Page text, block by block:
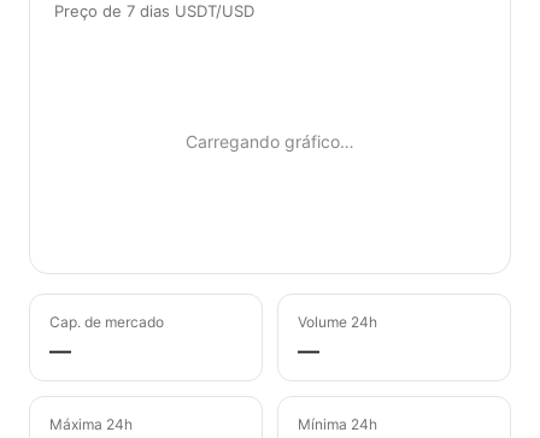
Preço de 7 dias USDT/USD
Carregando gráfico…
Cap. de mercado
—
Volume 24h
—
Máxima 24h Mínima 24h